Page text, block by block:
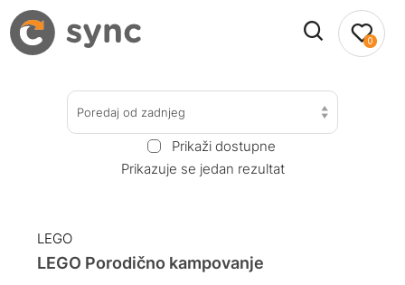
0
Poredaj od zadnjeg
Prikaži dostupne
Prikazuje se jedan rezultat
LEGO
LEGO Porodično kampovanje